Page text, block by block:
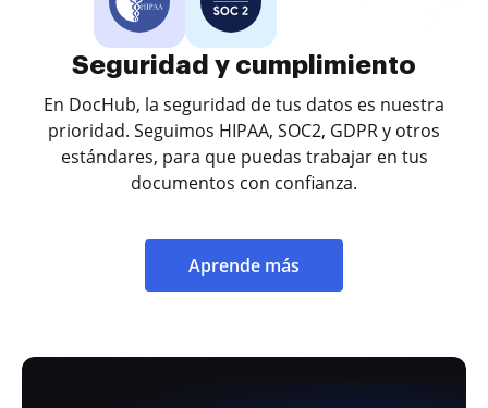
Seguridad y cumplimiento
En DocHub, la seguridad de tus datos es nuestra
prioridad. Seguimos HIPAA, SOC2, GDPR y otros
estándares, para que puedas trabajar en tus
documentos con confianza.
Aprende más